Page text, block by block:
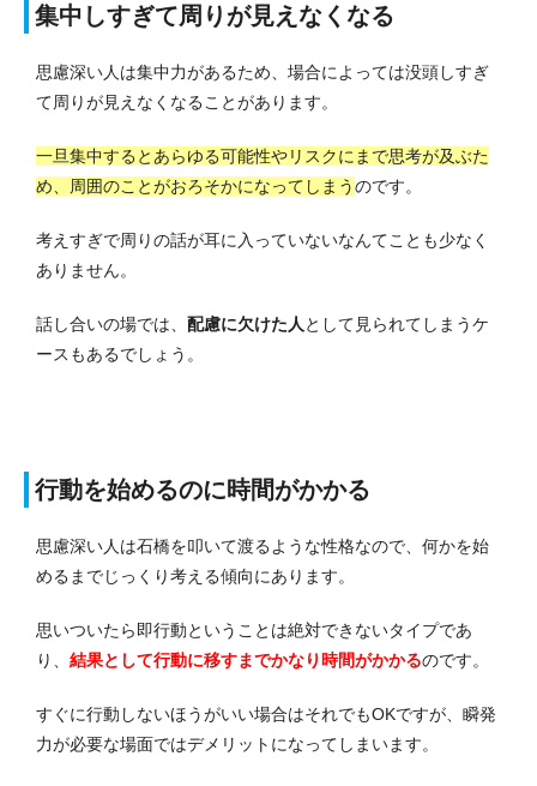
集中しすぎて周りが見えなくなる
思慮深い人は集中力があるため、場合によっては没頭しすぎ
て周りが見えなくなることがあります。
一旦集中するとあらゆる可能性やリスクにまで思考が及ぶた
め、周囲のことがおろそかになってしまうのです。
考えすぎで周りの話が耳に入っていないなんてことも少なく
ありません。
話し合いの場では、 配慮に欠けた人 として見られてしまうケ
ースもあるでしょう。
行動を始めるのに時間がかかる
思慮深い人は石橋を叩いて渡るような性格なので、何かを始
めるまでじっくり考える傾向にあります。
思いついたら即行動ということは絶対できないタイプであ
り、 結果として行動に移すまでかなり時間がかかるのです。
すぐに行動しないほうがいい場合はそれでもOKですが、瞬発
力が必要な場面ではデメリットになってしまいます。